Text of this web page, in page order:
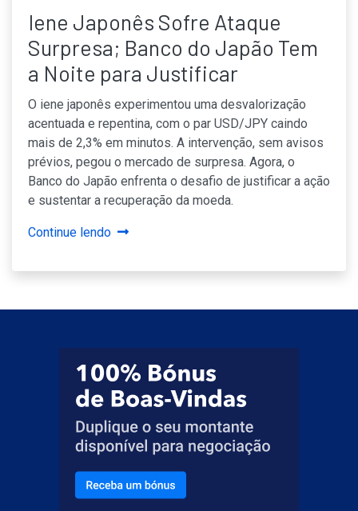
Iene Japonês Sofre Ataque
Surpresa; Banco do Japão Tem
a Noite para Justificar
O iene japonês experimentou uma desvalorização
acentuada e repentina, com o par USD/JPY caindo
mais de 2,3% em minutos. A intervenção, sem avisos
prévios, pegou o mercado de surpresa. Agora, o
Banco do Japão enfrenta o desafio de justificar a ação
e sustentar a recuperação da moeda.
Continue lendo